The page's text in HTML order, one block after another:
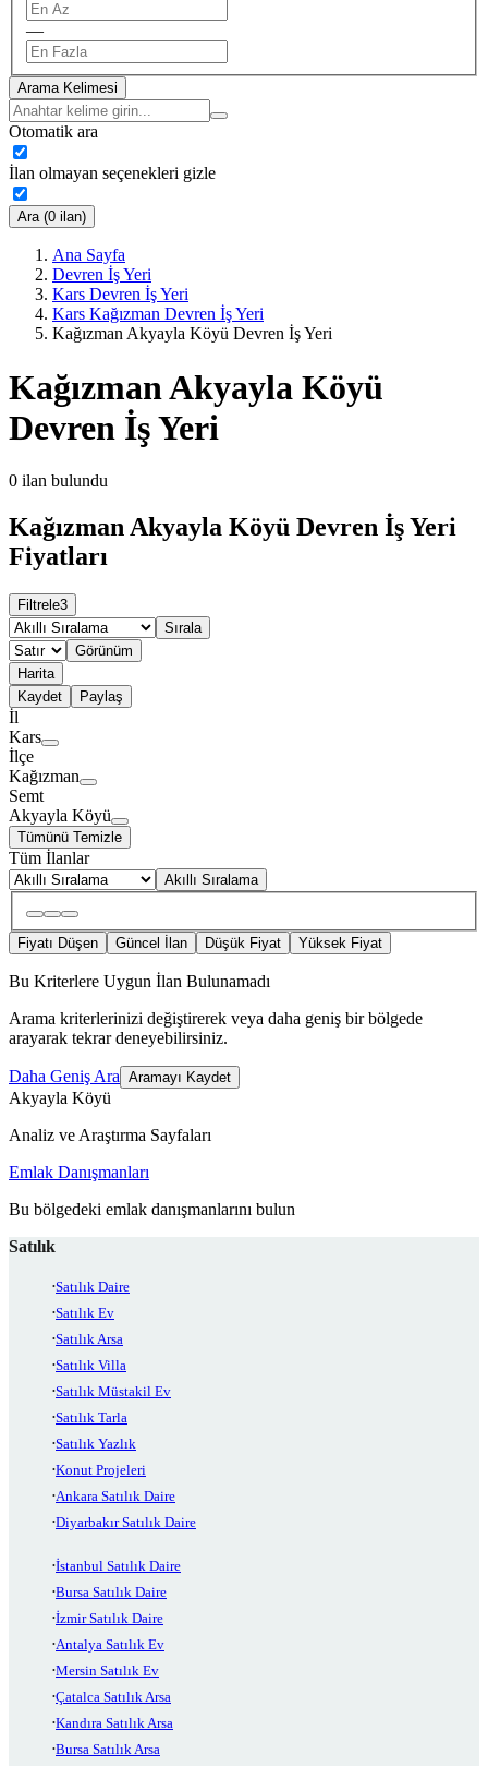
—
Arama Kelimesi
Otomatik ara
İlan olmayan seçenekleri gizle
Ara (0 ilan)
Ana Sayfa
Devren İş Yeri
Kars Devren İş Yeri
Kars Kağızman Devren İş Yeri
Kağızman Akyayla Köyü Devren İş Yeri
Kağızman Akyayla Köyü
Devren İş Yeri
0 ilan bulundu
Kağızman Akyayla Köyü Devren İş Yeri
Fiyatları
Filtrele3
Sırala
Görünüm
Harita
Kaydet
Paylaş
İl
Kars
İlçe
Kağızman
Semt
Akyayla Köyü
Tümünü Temizle
Tüm İlanlar
Akıllı Sıralama
Fiyatı Düşen Güncel İlan Düşük Fiyat Yüksek Fiyat
Bu Kriterlere Uygun İlan Bulunamadı
Arama kriterlerinizi değiştirerek veya daha geniş bir bölgede
arayarak tekrar deneyebilirsiniz.
Daha Geniş Ara Aramayı Kaydet
Akyayla Köyü
Analiz ve Araştırma Sayfaları
Emlak Danışmanları
Bu bölgedeki emlak danışmanlarını bulun
Satılık
Satılık Daire
Satılık Ev
Satılık Arsa
Satılık Villa
Satılık Müstakil Ev
Satılık Tarla
Satılık Yazlık
Konut Projeleri
Ankara Satılık Daire
Diyarbakır Satılık Daire
İstanbul Satılık Daire
Bursa Satılık Daire
İzmir Satılık Daire
Antalya Satılık Ev
Mersin Satılık Ev
Çatalca Satılık Arsa
Kandıra Satılık Arsa
Bursa Satılık Arsa